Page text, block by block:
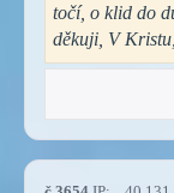
točí, o klid do
děkuji, V